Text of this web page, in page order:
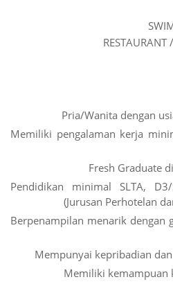
Pria/Wanita dengan
Memiliki pengalaman kerja
Fresh Graduate
Pendidikan minimal SLTA,
(Jurusan Perhotelan
Berpenampilan menarik dengan
Mempunyai kepribadian
Memiliki kemampuan